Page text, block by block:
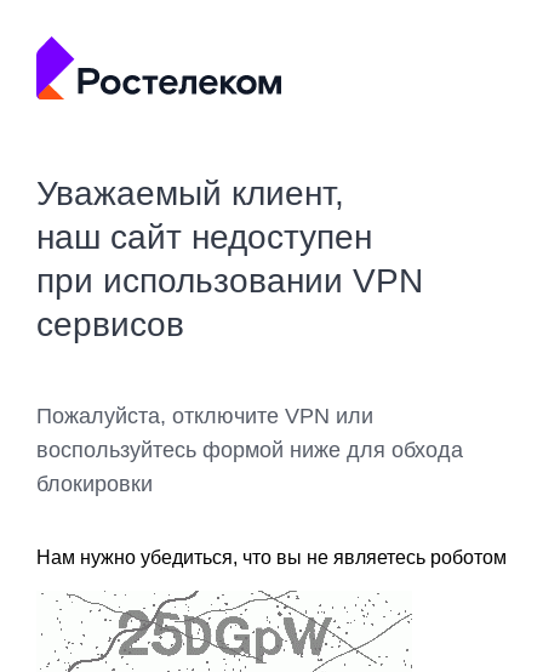
Уважаемый клиент,
наш сайт недоступен
при использовании VPN
сервисов
Пожалуйста, отключите VPN или
воспользуйтесь формой ниже для обхода
блокировки
Нам нужно убедиться, что вы не являетесь роботом